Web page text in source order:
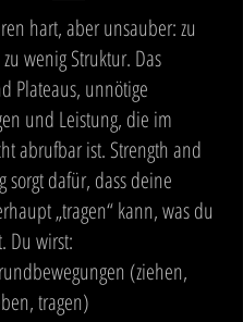
hart, aber unsauber: zu
wenig Struktur. Das
Plateaus, unnötige
und Leistung, die im
abrufbar ist. Strength and
sorgt dafür, dass deine
„tragen“ kann, was du
Du wirst:
(ziehen,
tragen)